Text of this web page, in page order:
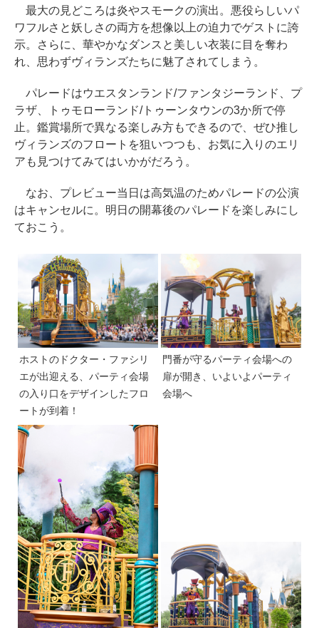
最大の見どころは炎やスモークの演出。悪役らしいパ
ワフルさと妖しさの両方を想像以上の迫力でゲストに誇
示。さらに、華やかなダンスと美しい衣装に目を奪わ
れ、思わずヴィランズたちに魅了されてしまう。
パレードはウエスタンランド/ファンタジーランド、プ
ラザ、トゥモローランド/トゥーンタウンの3か所で停
止。鑑賞場所で異なる楽しみ方もできるので、ぜひ推し
ヴィランズのフロートを狙いつつも、お気に入りのエリ
アも見つけてみてはいかがだろう。
なお、プレビュー当日は高気温のためパレードの公演
はキャンセルに。明日の開幕後のパレードを楽しみにし
ておこう。
ホストのドクター・ファシリ
エが出迎える、パーティ会場
の入り口をデザインしたフロ
ートが到着！
門番が守るパーティ会場への
扉が開き、いよいよパーティ
会場へ